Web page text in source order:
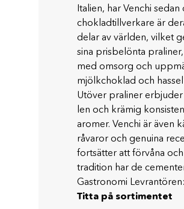
Italien, har Venchi
chokladtillverkare är
delar av världen, vilket
sina prisbelönta
med omsorg och
mjölkchoklad och
Utöver praliner
len och krämig
aromer. Venchi är även
råvaror och genuina
fortsätter att förvåna
tradition har de
Gastronomi
Titta på sortimentet